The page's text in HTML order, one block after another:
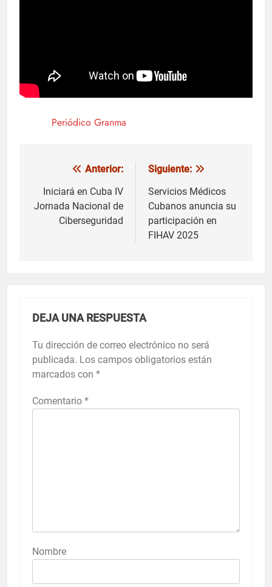
Periódico Granma
Navegación
de
entradas
Anterior:
Iniciará en Cuba IV
Jornada Nacional de
Ciberseguridad
Siguiente:
Servicios Médicos
Cubanos anuncia su
participación en
FIHAV 2025
DEJA UNA RESPUESTA
Tu dirección de correo electrónico no será
publicada. Los campos obligatorios están
marcados con *
Comentario *
Nombre